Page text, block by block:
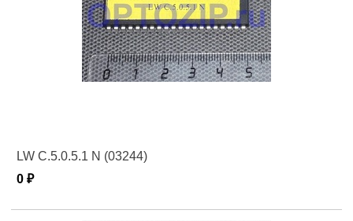
LW C.5.0.5.1 N (03244)
0 ₽